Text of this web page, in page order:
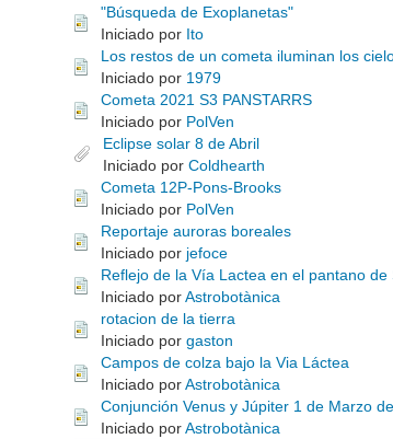
"Búsqueda de Exoplanetas"
Iniciado por Ito
Los restos de un cometa iluminan los
Iniciado por 1979
Cometa 2021 S3 PANSTARRS
Iniciado por PolVen
Eclipse solar 8 de Abril
Iniciado por Coldhearth
Cometa 12P-Pons-Brooks
Iniciado por PolVen
Reportaje auroras boreales
Iniciado por jefoce
Reflejo de la Vía Lactea en el pantano de
Iniciado porAstrobotànica
rotacion de la tierra
Iniciado por gaston
Campos de colza bajo la Via Láctea
Iniciado porAstrobotànica
Conjunción Venus y Júpiter 1 de Marzo
Iniciado porAstrobotànica